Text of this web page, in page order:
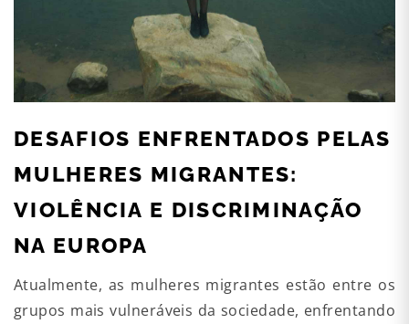
DESAFIOS ENFRENTADOS PELAS
MULHERES MIGRANTES:
VIOLÊNCIA E DISCRIMINAÇÃO
NA EUROPA
Atualmente, as mulheres migrantes estão entre os
grupos mais vulneráveis da sociedade, enfrentando